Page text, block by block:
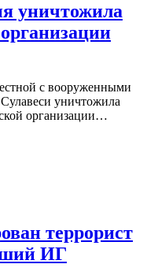
уничтожила
с вооруженными
уничтожила
организации…
террорист
ИГ